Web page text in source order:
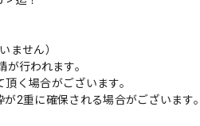
ません）
行われます。
く場合がございます。
2重に確保される場合がございます。